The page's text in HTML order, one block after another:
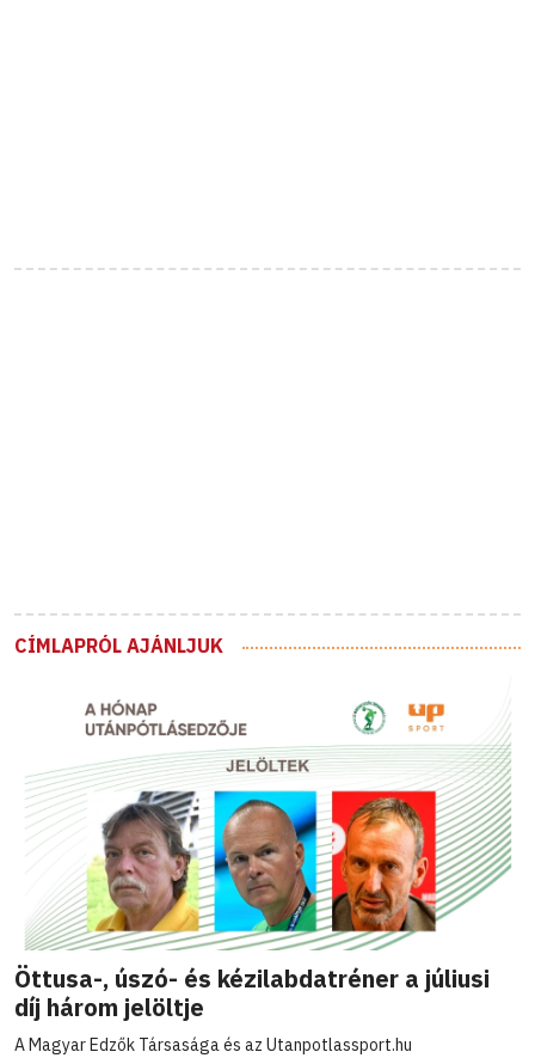
CÍMLAPRÓL AJÁNLJUK
Öttusa-, úszó- és kézilabdatréner a júliusi
díj három jelöltje
A Magyar Edzők Társasága és az Utanpotlassport.hu